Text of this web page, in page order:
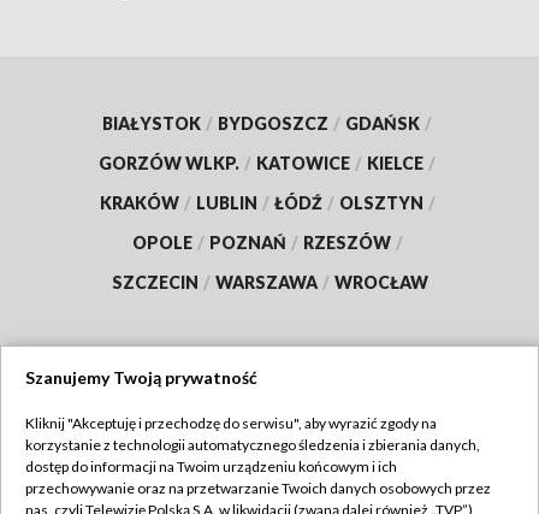
BIAŁYSTOK / BYDGOSZCZ / GDAŃSK /
GORZÓW WLKP. / KATOWICE / KIELCE /
KRAKÓW / LUBLIN / ŁÓDŹ / OLSZTYN /
OPOLE / POZNAŃ / RZESZÓW /
SZCZECIN / WARSZAWA / WROCŁAW
TVP
Abonament TVP
Regulamin TVP
Szanujemy Twoją prywatność
Kliknij "Akceptuję i przechodzę do serwisu", aby wyrazić zgody na
korzystanie z technologii automatycznego śledzenia i zbierania danych,
dostęp do informacji na Twoim urządzeniu końcowym i ich
przechowywanie oraz na przetwarzanie Twoich danych osobowych przez
nas, czyli Telewizję Polską S.A. w likwidacji (zwaną dalej również „TVP”),